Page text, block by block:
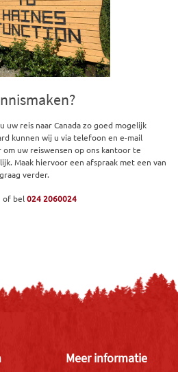
uw reis naar Canada zo goed mogelijk
kunnen wij u via telefoon en e-mail
uw reiswensen op ons kantoor te
Maak hiervoor een afspraak met een van
verder.
of bel024 2060024
Meer informatie